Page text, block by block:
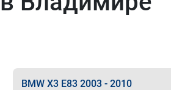
BMW X3 E83 2003 - 2010